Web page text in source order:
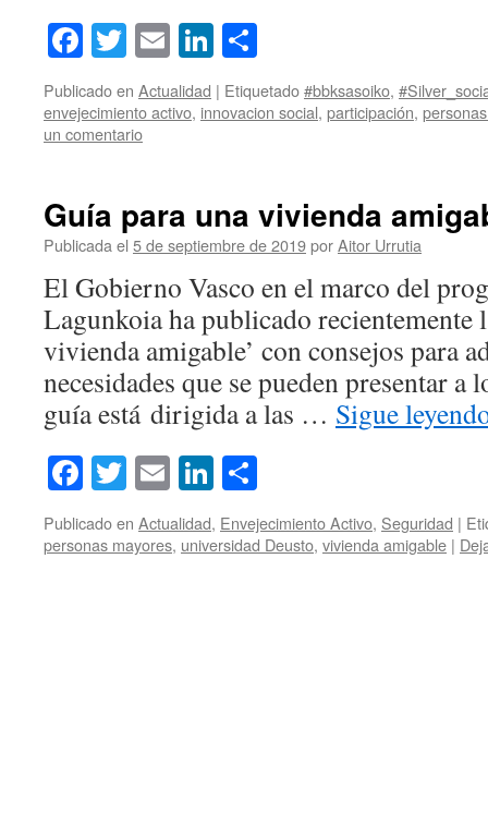
Facebook
Twitter
EmailLinkedIn
Publicado en Actualidad | Etiquetado#bbksasoiko,
envejecimiento activo, innovacion social, participación,
un comentario
Guía para una vivienda
Publicada el 5 de septiembre de 2019porAitor Urrutia
El Gobierno Vasco en el marco del
Lagunkoia ha publicado recientemente
vivienda amigable’ con consejos para
necesidades que se pueden presentar
guía está dirigida a las … Sigue
Facebook
Twitter
EmailLinkedIn
Publicado en Actualidad, Envejecimiento Activo, Seguridad |
personas mayores, universidad Deusto, vivienda amigable |